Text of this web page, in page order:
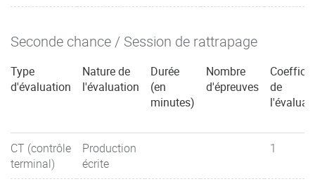
Seconde chance / Session de rattrapage
Type
d'évaluation
Nature de
l'évaluation
Durée
(en
minutes)
Nombre
d'épreuves
de
CT (contrôle
terminal)
Production
écrite
1